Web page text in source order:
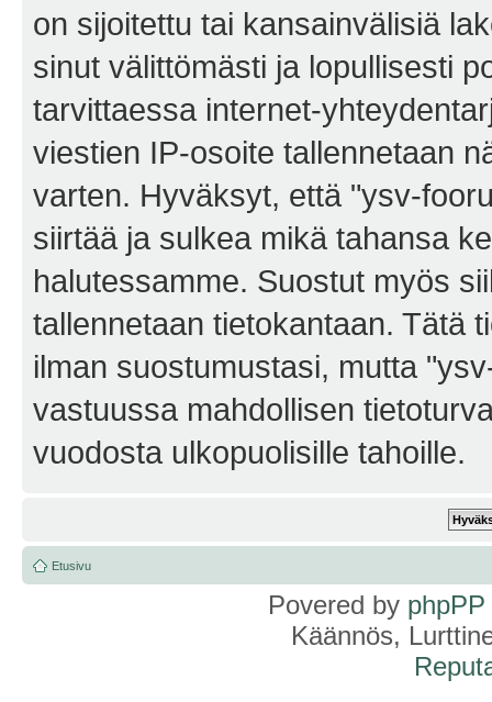
on sijoitettu tai kansainvälisiä
sinut välittömästi ja lopullisesti
tarvittaessa internet-
viestien IP-osoite tallennetaan
varten. Hyväksyt, että "ysv-
siirtää ja sulkea mikä tahansa
halutessamme. Suostut myös
tallennetaan tietokantaan. Tätä
ilman suostumustasi, mutta
vastuussa mahdollisen
vuodosta ulkopuolisille tahoille.
Etusivu
Povered by phpPP
Käännös,